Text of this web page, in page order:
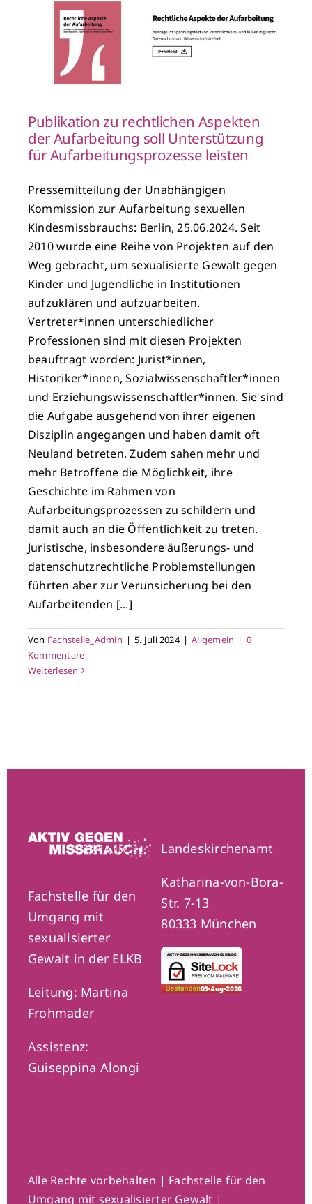
Publikation zu rechtlichen Aspekten
der Aufarbeitung soll Unterstützung
für Aufarbeitungsprozesse leisten
Pressemitteilung der Unabhängigen
Kommission zur Aufarbeitung sexuellen
Kindesmissbrauchs: Berlin, 25.06.2024. Seit
2010 wurde eine Reihe von Projekten auf den
Weg gebracht, um sexualisierte Gewalt gegen
Kinder und Jugendliche in Institutionen
aufzuklären und aufzuarbeiten.
Vertreter*innen unterschiedlicher
Professionen sind mit diesen Projekten
beauftragt worden: Jurist*innen,
Historiker*innen, Sozialwissenschaftler*innen
und Erziehungswissenschaftler*innen. Sie sind
die Aufgabe ausgehend von ihrer eigenen
Disziplin angegangen und haben damit oft
Neuland betreten. Zudem sahen mehr und
mehr Betroffene die Möglichkeit, ihre
Geschichte im Rahmen von
Aufarbeitungsprozessen zu schildern und
damit auch an die Öffentlichkeit zu treten.
Juristische, insbesondere äußerungs- und
datenschutzrechtliche Problemstellungen
führten aber zur Verunsicherung bei den
Aufarbeitenden [...]
Von Fachstelle_Admin | 5. Juli 2024 | Allgemein | 0
Kommentare
Weiterlesen
Fachstelle für den
Umgang mit
sexualisierter
Gewalt in der ELKB
Leitung: Martina
Frohmader
Assistenz:
Guiseppina Alongi
Landeskirchenamt
Katharina-von-Bora-
Str. 7-13
80333 München
Alle Rechte vorbehalten | Fachstelle für den
Umgang mit sexualisierter Gewalt |